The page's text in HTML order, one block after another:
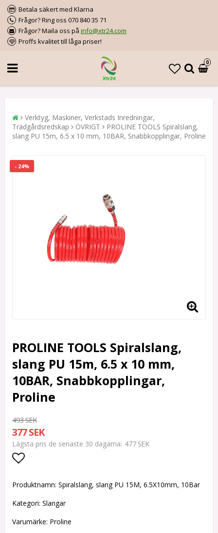
Betala säkert med Klarna
Frågor? Ring oss 070 840 35 71
Frågor? Maila oss på info@xtr24.com
Proffs kvalitet till låga priser!
0
Verktyg, Maskiner, Verkstads Inredningar,
Trädgårdsredskap
ÖVRIGT
PROLINE TOOLS Spiralslang,
slang PU 15m, 6.5 x 10 mm, 10BAR, Snabbkopplingar, Proline
- 24%
PROLINE TOOLS Spiralslang,
slang PU 15m, 6.5 x 10 mm,
10BAR, Snabbkopplingar,
Proline
493 SEK
377 SEK
Lägsta pris de senaste 30 dagarna 477 SEK
Produktnamn: Spiralslang, slang PU 15M, 6.5X10mm, 10Bar
Kategori: Slangar
Varumärke: Proline